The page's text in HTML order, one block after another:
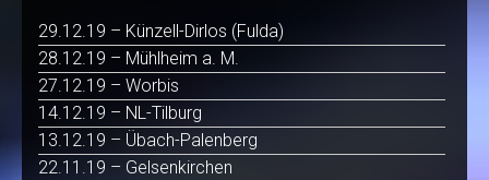
29.12.19 – Künzell-Dirlos (Fulda)
28.12.19 – Mühlheim a. M.
27.12.19 – Worbis
14.12.19 – NL-Tilburg
13.12.19 – Übach-Palenberg
22.11.19 – Gelsenkirchen